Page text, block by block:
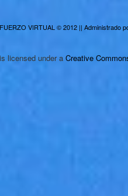
VIRTUAL © 2012 || Administrado
is licensed under aCreative